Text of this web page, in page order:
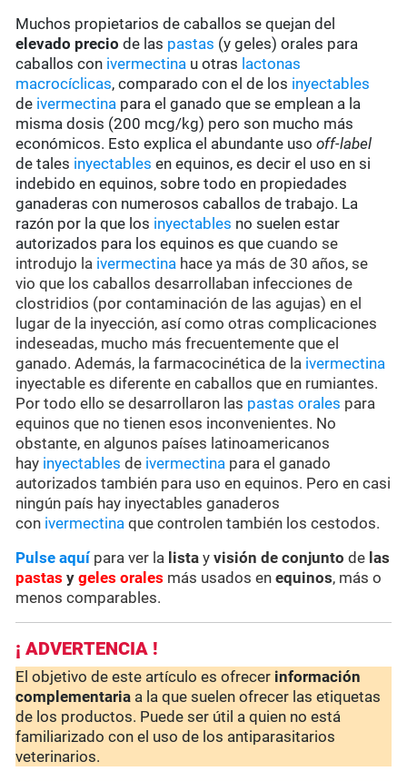
Muchos propietarios de caballos se quejan del
elevado precio de las pastas (y geles) orales para
caballos con ivermectina u otras lactonas
macrocíclicas, comparado con el de los inyectables
de ivermectina para el ganado que se emplean a la
misma dosis (200 mcg/kg) pero son mucho más
económicos. Esto explica el abundante usooff-label
de tales inyectables en equinos, es decir el uso en si
indebido en equinos, sobre todo en propiedades
ganaderas con numerosos caballos de trabajo. La
razón por la que los inyectables no suelen estar
autorizados para los equinos es quecuando se
introdujo la ivermectina hace ya más de 30 años, se
vio que los caballos desarrollaban infecciones de
clostridios (por contaminación de las agujas) en el
lugar de la inyección, así como otras complicaciones
indeseadas, mucho más frecuentemente que el
ganado. Además, la farmacocinética de la ivermectina
inyectable es diferente en caballos que en rumiantes.
Por todo ello se desarrollaron las pastas orales para
equinos que no tienen esos inconvenientes. No
obstante, en algunos países latinoamericanos
hay inyectables de ivermectina para el ganado
autorizados también para uso en equinos. Pero en casi
ningún país hay inyectables ganaderos
con ivermectina que controlen también los cestodos.
Pulse aquípara ver la lista yvisión de conjunto de las
pastas ygeles orales más usados en equinos, más o
menos comparables.
¡ ADVERTENCIA !
El objetivo de este artículo es ofrecer información
complementaria a la que suelen ofrecer las etiquetas
de los productos. Puede ser útil a quien no está
familiarizado con el uso de los antiparasitarios
veterinarios.